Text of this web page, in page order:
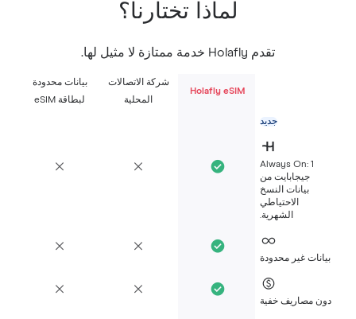
لماذا تختارنا؟
Holafly eSIM
شركة الاتصالات
بيانات محدودة
Always On: 1
جيجابايت من
بيانات النسخ
الاحتياطي
غير محدودة
مصاريف خفية